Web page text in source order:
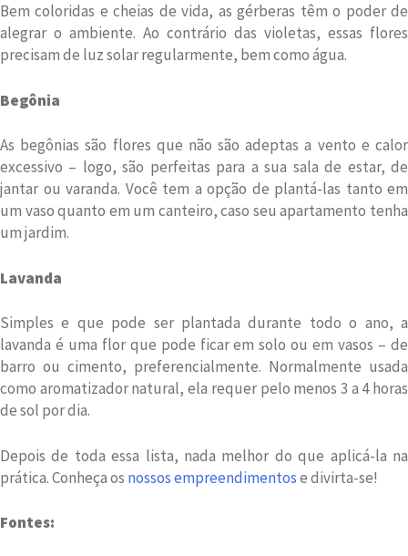
Bem coloridas e cheias de vida, as gérberas têm o poder de
alegrar o ambiente. Ao contrário das violetas, essas flores
precisam de luz solar regularmente, bem como água.
Begônia
As begônias são flores que não são adeptas a vento e calor
excessivo – logo, são perfeitas para a sua sala de estar, de
jantar ou varanda. Você tem a opção de plantá-las tanto em
um vaso quanto em um canteiro, caso seu apartamento tenha
um jardim.
Lavanda
Simples e que pode ser plantada durante todo o ano, a
lavanda é uma flor que pode ficar em solo ou em vasos – de
barro ou cimento, preferencialmente. Normalmente usada
como aromatizador natural, ela requer pelo menos 3 a 4 horas
de sol por dia.
Depois de toda essa lista, nada melhor do que aplicá-la na
prática. Conheça os nossos empreendimentose divirta-se!
Fontes: